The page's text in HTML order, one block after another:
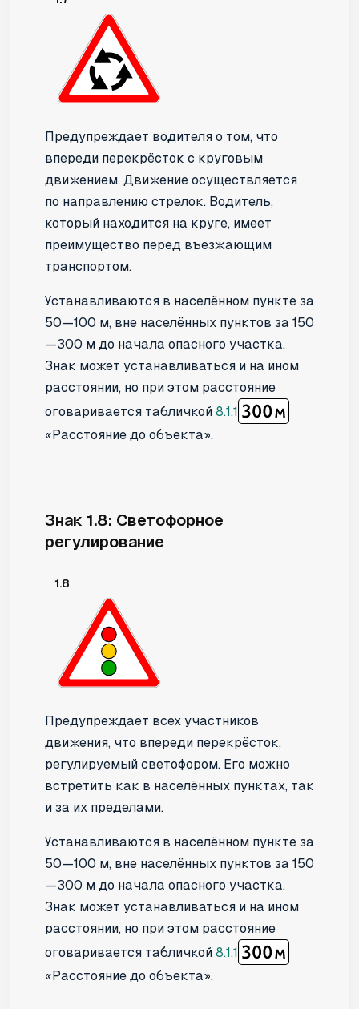
Предупреждает водителя о том, что
впереди перекрёсток с круговым
движением. Движение осуществляется
по направлению стрелок. Водитель,
который находится на круге, имеет
преимущество перед въезжающим
транспортом.
Устанавливаются в населённом пункте за
50—100 м, вне населённых пунктов за 150
—300 м до начала опасного участка.
Знак может устанавливаться и на ином
расстоянии, но при этом расстояние
оговаривается табличкой 8.1.1
«Расстояние до объекта».
Знак 1.8: Светофорное
регулирование
1.8
Предупреждает всех участников
движения, что впереди перекрёсток,
регулируемый светофором. Его можно
встретить как в населённых пунктах, так
и за их пределами.
Устанавливаются в населённом пункте за
50—100 м, вне населённых пунктов за 150
—300 м до начала опасного участка.
Знак может устанавливаться и на ином
расстоянии, но при этом расстояние
оговаривается табличкой 8.1.1
«Расстояние до объекта».